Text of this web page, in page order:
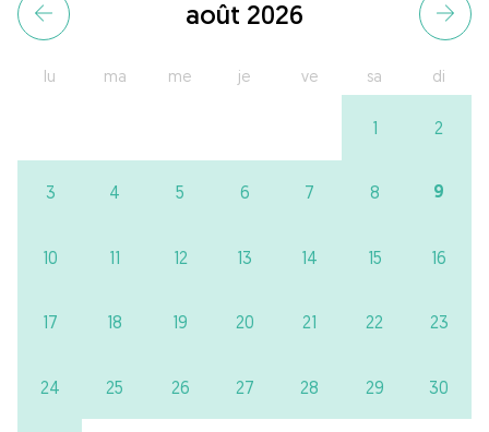
août 2026
lu ma me je ve sa di
1 2
3 4 5 6 7 8 9
10 11 12 13 14 15 16
17 18 19 20 21 22 23
24 25 26 27 28 29 30